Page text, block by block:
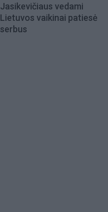
Jasikevičiaus vedami
Lietuvos vaikinai patiesė
serbus